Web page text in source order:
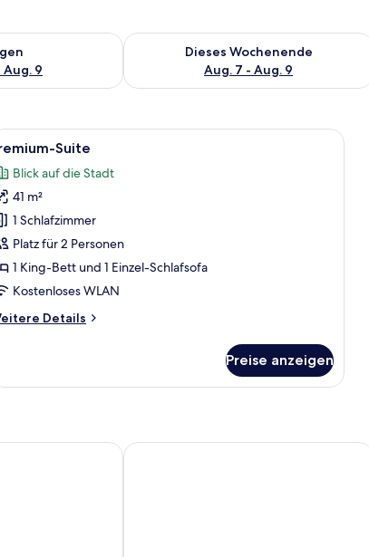
Aug. 9
für morgen, Aug. 8 - Aug. 9.
Dieses Wochenende
Aug. 7 - Aug. 9
Überprüfe die Verfügbarkeit für
einem Nachttisch, einem Sessel, einem Tisch und Blick auf die
Ein Hotelzimmer mit einer
24 Suite
Blick auf die Stadt
41 m²
1 Schlafzimmer
Platz für 2 Personen
1 King-Bett und 1 Einzel-Schlafsofa
Kostenloses WLAN
Details
Preise anzeigen
Gopuram Grand